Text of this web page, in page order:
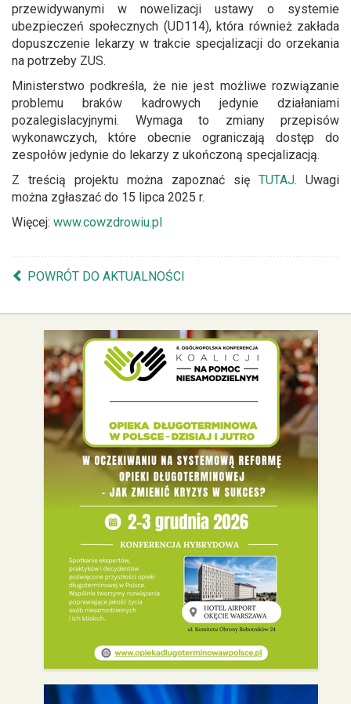
przewidywanymi w nowelizacji ustawy o systemie
ubezpieczeń społecznych (UD114), która również zakłada
dopuszczenie lekarzy w trakcie specjalizacji do orzekania
na potrzeby ZUS.
Ministerstwo podkreśla, że nie jest możliwe rozwiązanie
problemu braków kadrowych jedynie działaniami
pozalegislacyjnymi. Wymaga to zmiany przepisów
wykonawczych, które obecnie ograniczają dostęp do
zespołów jedynie do lekarzy z ukończoną specjalizacją.
Z treścią projektu można zapoznać się TUTAJ. Uwagi
można zgłaszać do 15 lipca 2025 r.
Więcej: www.cowzdrowiu.pl
POWRÓT DO AKTUALNOŚCI